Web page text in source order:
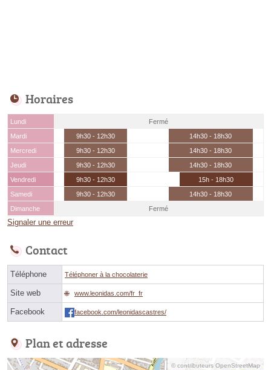
Horaires
Lundi
Fermé
Mardi
9h30 - 12h30
14h30 - 18h30
Mercredi
9h30 - 12h30
14h30 - 18h30
Jeudi
9h30 - 12h30
14h30 - 18h30
Vendredi
9h30 - 12h30
15h - 18h30
Samedi
9h30 - 12h30
14h30 - 18h30
Dimanche
Fermé
Signaler une erreur
Contact
Téléphone Téléphoner à la chocolaterie
Site web www.leonidas.com/fr_fr
Facebook facebook.com/leonidascastres/
Plan et adresse
© contributeurs OpenStreetMap